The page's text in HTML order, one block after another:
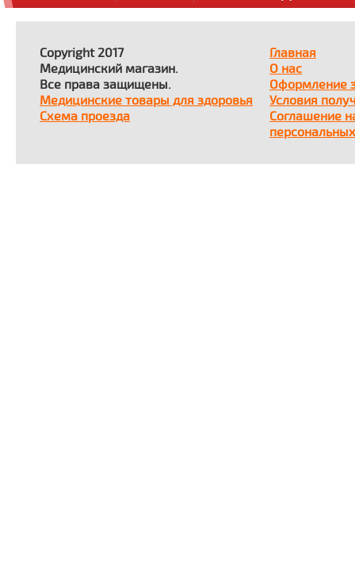
Copyright 2017
Медицинский магазин.
Все права защищены.
Медицинские товары для здоровья
Схема проезда
Главная
О нас
Оформление
Условия
Соглашение